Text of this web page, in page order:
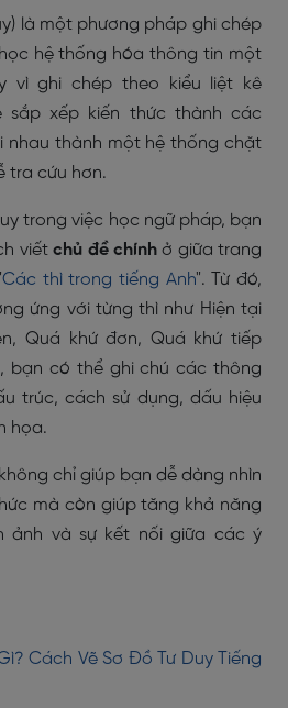
là một phương pháp ghi chép
hệ thống hóa thông tin một
vì ghi chép theo kiểu liệt kê
sắp xếp kiến thức thành các
nhau thành một hệ thống chặt
tra cứu hơn.
trong việc học ngữ pháp, bạn
viếtchủ đề chínhở giữa trang
Các thì trong tiếng Anh". Từ đó,
ứng với từng thì như Hiện tại
Quá khứ đơn, Quá khứ tiếp
bạn có thể ghi chú các thông
trúc, cách sử dụng, dấu hiệu
họa.
chỉ giúp bạn dễ dàng nhìn
mà còn giúp tăng khả năng
ảnh và sự kết nối giữa các ý
Cách Vẽ Sơ Đồ Tư Duy Tiếng